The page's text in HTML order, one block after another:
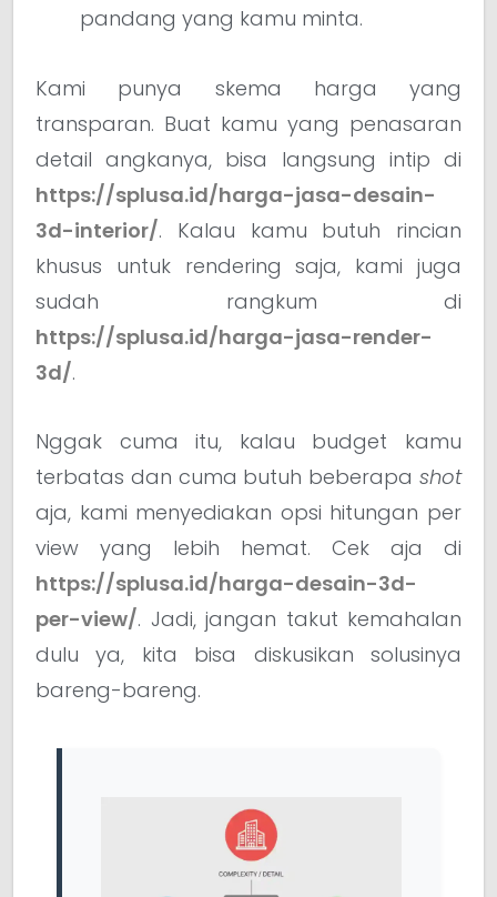
pandang yang kamu minta.
Kami punya skema harga yang
transparan. Buat kamu yang penasaran
detail angkanya, bisa langsung intip di
https://splusa.id/harga-jasa-desain-
3d-interior/. Kalau kamu butuh rincian
khusus untuk rendering saja, kami juga
sudah rangkum di
https://splusa.id/harga-jasa-render-
3d/.
Nggak cuma itu, kalau budget kamu
terbatas dan cuma butuh beberapa shot
aja, kami menyediakan opsi hitungan per
view yang lebih hemat. Cek aja di
https://splusa.id/harga-desain-3d-
per-view/. Jadi, jangan takut kemahalan
dulu ya, kita bisa diskusikan solusinya
bareng-bareng.